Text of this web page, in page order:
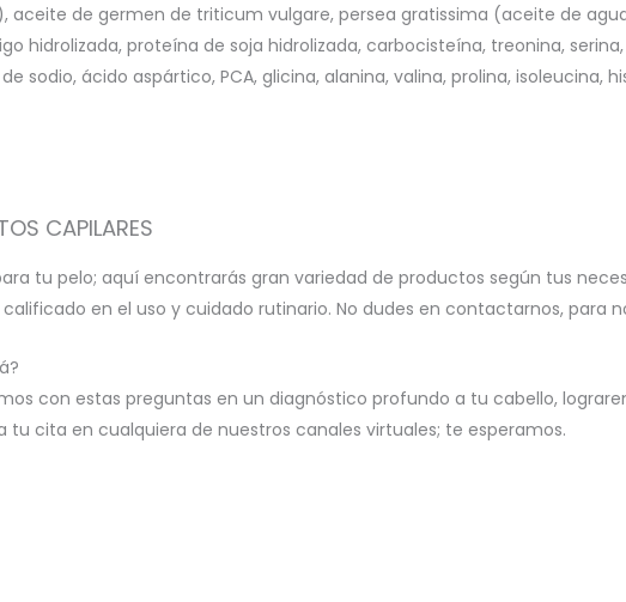
aceite de germen de triticum vulgare, persea gratissima (aceite de
hidrolizada, proteína de soja hidrolizada, carbocisteína, treonina,
sodio, ácido aspártico, PCA, glicina, alanina, valina, prolina, isoleucina,
CAPILARES
tu pelo; aquí encontrarás gran variedad de productos según tus
en el uso y cuidado rutinario. No dudes en contactarnos, para
con estas preguntas en un diagnóstico profundo a tu cabello,
cita en cualquiera de nuestros canales virtuales; te esperamos.